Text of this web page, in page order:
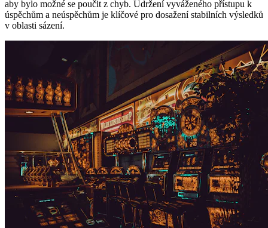
aby bylo možné se poučit z chyb. Udržení vyváženého přístupu k
úspěchům a neúspěchům je klíčové pro dosažení stabilních výsledků
v oblasti sázení.